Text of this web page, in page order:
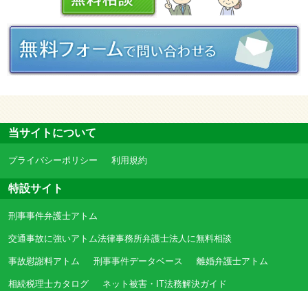
当サイトについて
プライバシーポリシー 利用規約
特設サイト
刑事事件弁護士アトム
交通事故に強いアトム法律事務所弁護士法人に無料相談
事故慰謝料アトム 刑事事件データベース 離婚弁護士アトム
相続税理士カタログ ネット被害・IT法務解決ガイド